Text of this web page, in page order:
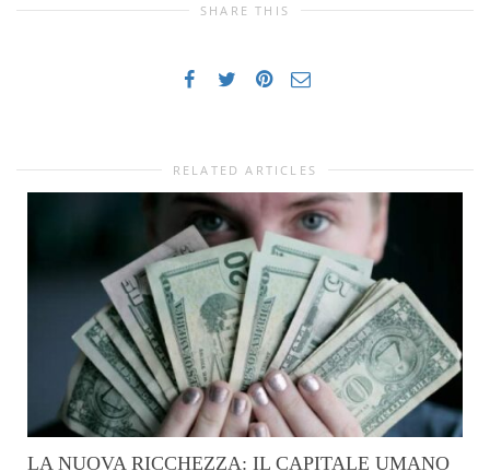
SHARE THIS
RELATED ARTICLES
LA NUOVA RICCHEZZA: IL CAPITALE UMANO